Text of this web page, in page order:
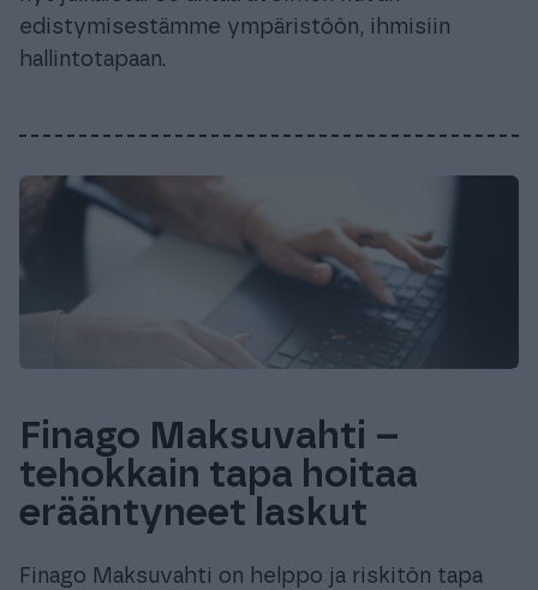
edistymisestämme ympäristöön, ihmisiin
hallintotapaan.
Finago Maksuvahti –
tehokkain tapa hoitaa
erääntyneet laskut
Finago Maksuvahti on helppo ja riskitön tapa